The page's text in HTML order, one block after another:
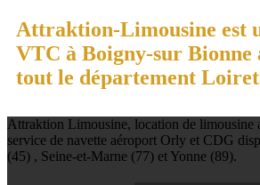
Attraktion-Limousine est
VTC à Boigny-sur Bionne
tout le département
Attraktion Limousine, location de limousine
service de navette aéroport Orly et CDG
(45) , Seine-et-Marne (77) et Yonne (89).